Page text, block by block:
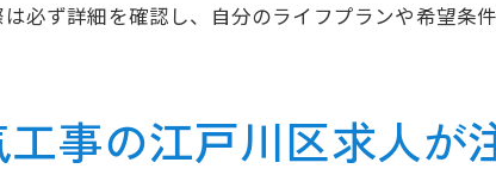
必ず詳細を確認し、自分のライフプランや希望条
事の江戸川区求人が